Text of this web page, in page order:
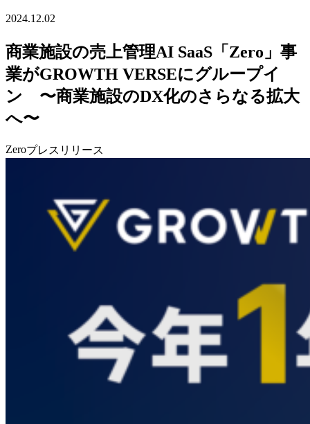
2024.12.02
商業施設の売上管理AI SaaS「Zero」事
業がGROWTH VERSEにグループイ
ン 〜商業施設のDX化のさらなる拡大
へ〜
Zeroプレスリリース